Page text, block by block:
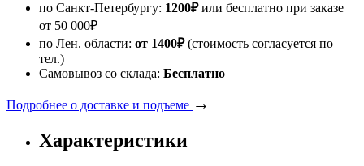
по Санкт-Петербургу: 1200₽или бесплатно при заказе
от 50 000₽
по Лен. области: от 1400₽(стоимость согласуется по
тел.)
Самовывоз со склада: Бесплатно
Подробнее о доставке и подъеме →
Характеристики